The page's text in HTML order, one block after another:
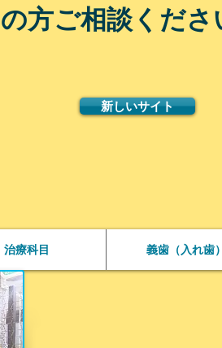
方ご相談くださ
新しいサイト
治療科目 義歯（入れ歯）